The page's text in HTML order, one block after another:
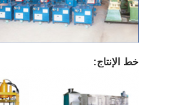
خط الإنتاج: